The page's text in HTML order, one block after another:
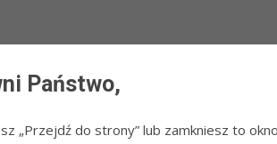
Państwo,
„Przejdź do strony” lub zamkniesz to